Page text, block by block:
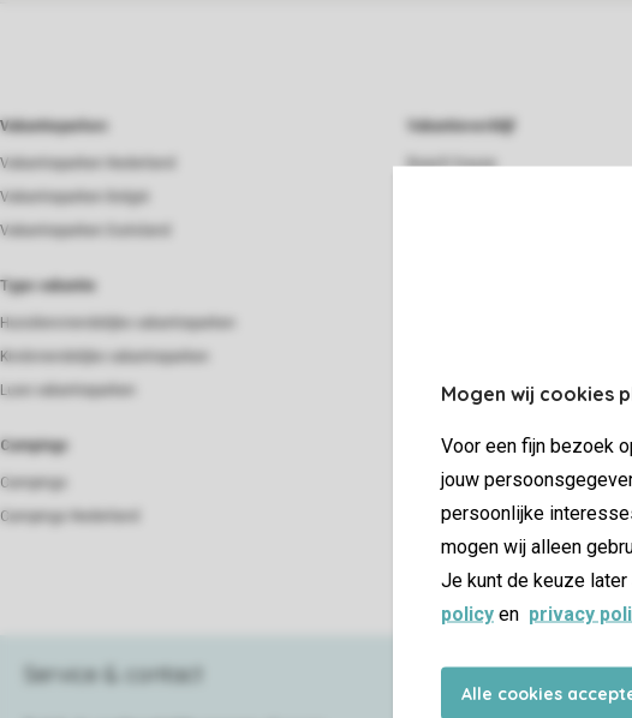
Mogen wij cookies
Voor een fijn bezoek
jouw
persoonlijke
mogen wij alleen
Je kunt de keuze
policy en privacy
Alle cookies
Vakantieparken
Vakantieparken Nederland
Vakantieparken België
Vakantieparken Duitsland
Type vakantie
Huisdiervriendelijke vakantieparken
Kindvriendelijke vakantieparken
Luxe vakantieparken
Campings
Campings
Campings Nederland
Vakantieverblijf
Beach house
Last minutes
Midweek weg
Weekendje weg
Weekje weg
Service & contact